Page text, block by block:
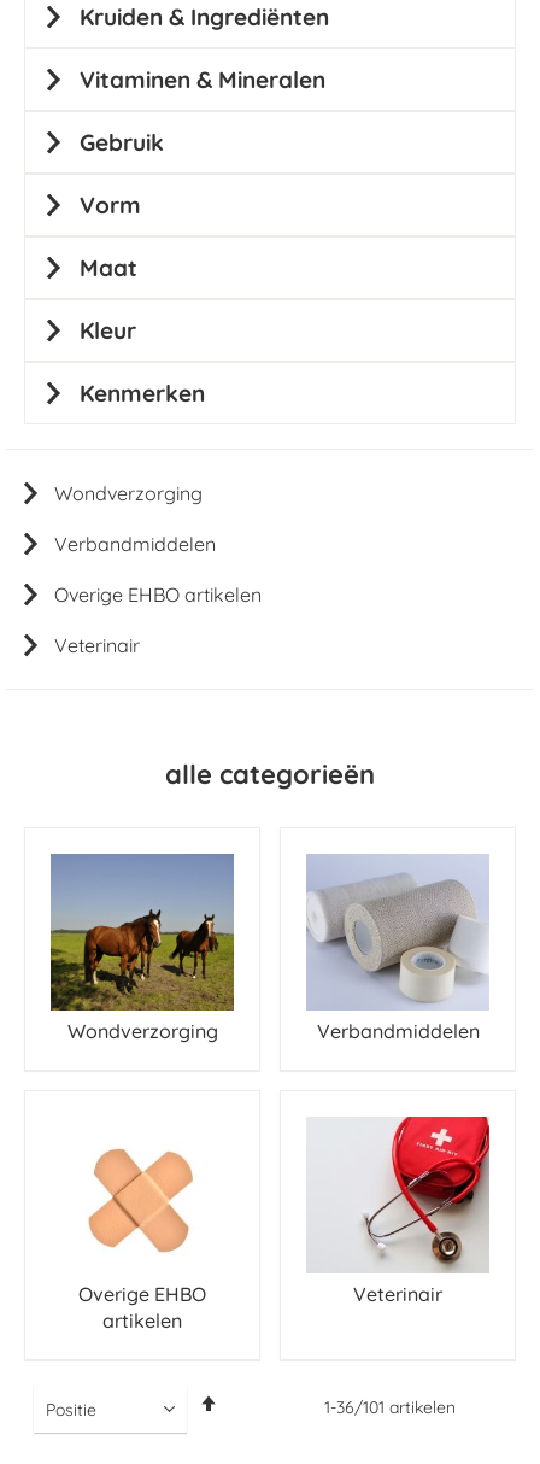
alle categorieën
Wondverzorging Verbandmiddelen
Overige EHBO
artikelen
Veterinair
1-36/101 artikelen
Wondverzorging
Verbandmiddelen
Overige EHBO artikelen
Veterinair
Kruiden & Ingrediënten
Vitaminen & Mineralen
Gebruik
Vorm
Maat
Kleur
Kenmerken